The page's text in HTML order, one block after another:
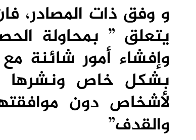
و وفق ذات المصادر،
يتعلق ” بمحاولة
وإفشاء أمور شائنة
بشكل خاص ونشرها
لأشخاص دون
والقدف”